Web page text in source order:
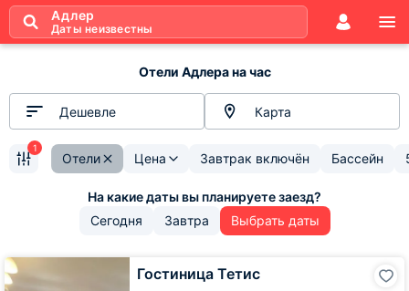
Адлер
Даты неизвестны
Отели Адлера на час
Дешевле Карта
Отели Цена Завтрак включён Бассейн
1
Сегодня Завтра Выбрать даты
Гостиница Тетис
Гостиница
Тетис